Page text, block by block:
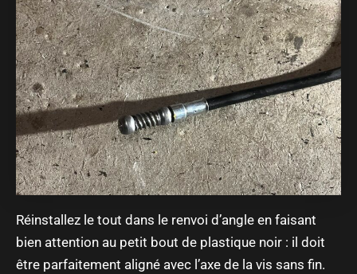
Réinstallez le tout dans le renvoi d’angle en faisant
bien attention au petit bout de plastique noir : il doit
être parfaitement aligné avec l’axe de la vis sans fin.